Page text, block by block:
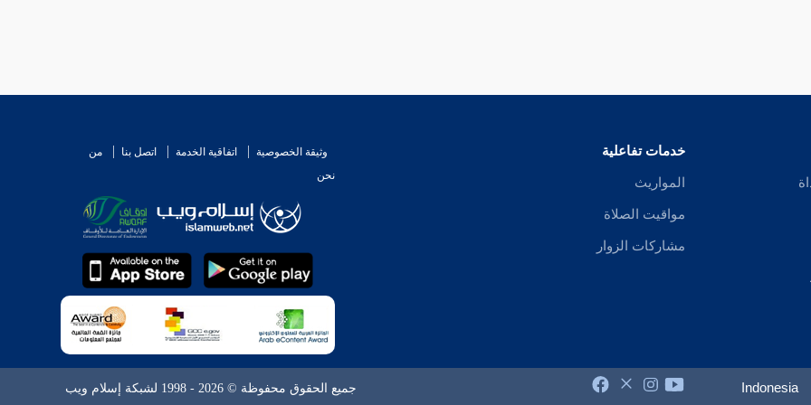
خدمات تفاعلية
المواريث
مواقيت الصلاة
مشاركات الزوار
وثيقة الخصوصية اتفاقية الخدمة اتصل بنا
من
نحن
Indonesia جميع الحقوق محفوظة © 2026 - 1998 لشبكة إسلام ويب